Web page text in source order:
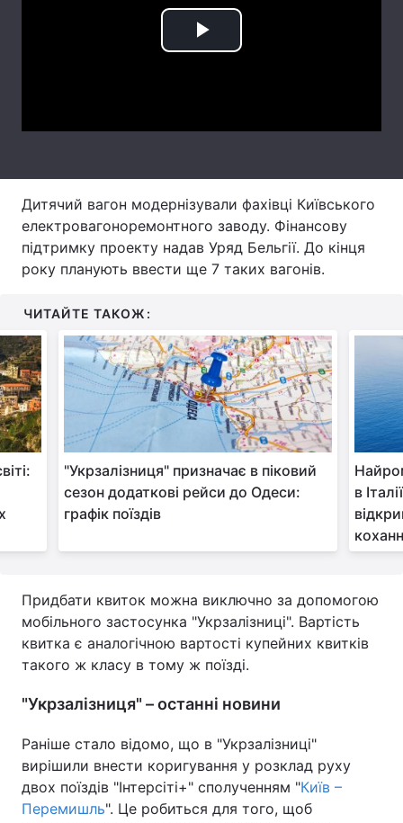
Вакансії
Тема оформлення
Play
Дитячий вагон модернізували фахівці Київського
електровагоноремонтного заводу. Фінансову
підтримку проекту надав Уряд Бельгії. До кінця
року планують ввести ще 7 таких вагонів.
ЧИТАЙТЕ ТАКОЖ:
"Укрзалізниця" призначає в піковий
сезон додаткові рейси до Одеси:
графік поїздів
в
Придбати квиток можна виключно за допомогою
мобільного застосунка "Укрзалізниці". Вартість
квитка є аналогічною вартості купейних квитків
такого ж класу в тому ж поїзді.
"Укрзалізниця" – останні новини
Раніше стало відомо, що в "Укрзалізниці"
вирішили внести коригування у розклад руху
двох поїздів "Інтерсіті+" сполученням "Київ –
Перемишль". Це робиться для того, щоб